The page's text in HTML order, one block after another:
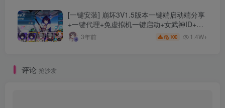
[一键安装] 崩坏3V1.5版本一键端启动端分享
+一键代理+免虚拟机一键启动+女武神ID+详
细指令+极简一键修改
3年前 100 1.4W+
评论 抢沙发